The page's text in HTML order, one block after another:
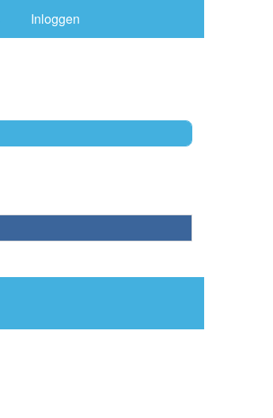
Inloggen